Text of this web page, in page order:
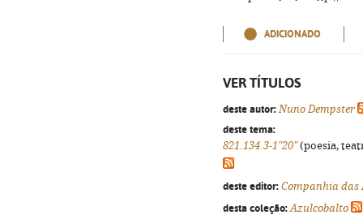
ADICIONADO
VER TÍTULOS
deste autor: Nuno Dempster
deste tema:
821.134.3-1"20"(poesia,
deste editor: Companhia das
desta coleção: Azulcobalto